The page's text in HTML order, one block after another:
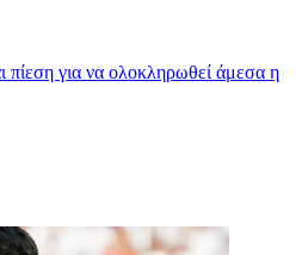
πίεση για να ολοκληρωθεί άμεσα η